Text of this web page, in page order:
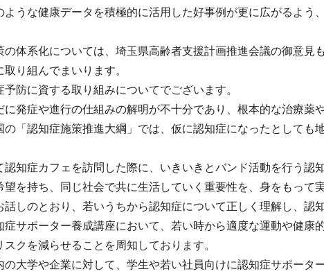
ような健康データを積極的に活用した好事例が更に広がるよう
の体系化については、埼玉県高齢者支援計画推進会議の御意見
り組んでまいります。
予防に資する取り組みについてでございます。
に発症や進行の仕組みの解明が不十分であり、根本的な治療薬
の「認知症施策推進大綱」では、仮に認知症になったとしても
認知症カフェを訪問した際に、いきいきとバンド活動を行う認
望を持ち、同じ社会で共に生活していく重要性を、身をもって
話しのとおり、若いうちから認知症について正しく理解し、認
症サポーター養成講座において、若い時から適度な運動や健
スクを減らせることを周知しております。
の大学や企業に対して、学生や若い社員向けに認知症サポータ